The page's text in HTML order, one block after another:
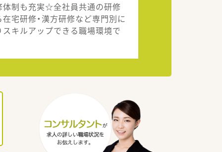
体制も充実☆全社員共通の研修
在宅研修・漢方研修など専門別に
スキルアップできる職場環境で